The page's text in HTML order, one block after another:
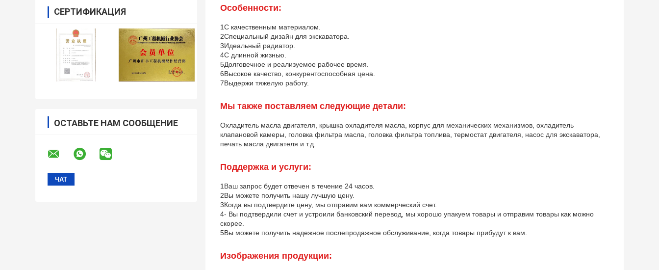
СЕРТИФИКАЦИЯ
ОСТАВЬТЕ НАМ СООБЩЕНИЕ
Особенности:
1С качественным материалом.
2Специальный дизайн для экскаватора.
3Идеальный радиатор.
4С длинной жизнью.
5Долговечное и реализуемое рабочее время.
6Высокое качество, конкурентоспособная цена.
7Выдержи тяжелую работу.
Мы также поставляем следующие детали:
Охладитель масла двигателя, крышка охладителя масла, корпус для механических механизмов, охладитель
клапановой камеры, головка фильтра масла, головка фильтра топлива, термостат двигателя, насос для экскаватора,
печать масла двигателя и т.д.
Поддержка и услуги:
1Ваш запрос будет отвечен в течение 24 часов.
2Вы можете получить нашу лучшую цену.
3Когда вы подтвердите цену, мы отправим вам коммерческий счет.
4- Вы подтвердили счет и устроили банковский перевод, мы хорошо упакуем товары и отправим товары как можно
скорее.
5Вы можете получить надежное послепродажное обслуживание, когда товары прибудут к вам.
Изображения продукции: